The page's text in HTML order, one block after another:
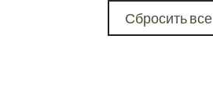
Сбросить все